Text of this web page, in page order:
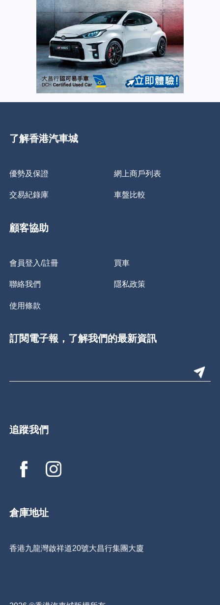
了解香港汽車城
優勢及保證 網上商戶列表
交易紀錄庫 車盤比較
顧客協助
會員登入/註冊 買車
聯絡我們 隱私政策
使用條款
訂閱電子報，了解我們的最新資訊
追蹤我們
倉庫地址
香港九龍灣啟祥道20號大昌行集團大廈